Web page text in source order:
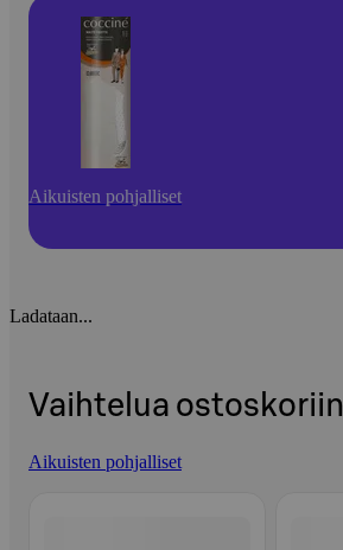
Aikuisten pohjalliset
Ladataan...
Vaihtelua ostoskoriin
Aikuisten pohjalliset